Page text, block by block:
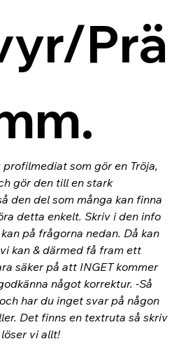
Prä
som gör en Tröja,
gör den till en stark
den del som många kan finna
detta enkelt. Skriv i den info
på frågorna nedan. Då kan
kan & därmed få fram ett
säker på att INGET kommer
något korrektur. -Så
har du inget svar på någon
Det finns en textruta så skriv
vi allt!